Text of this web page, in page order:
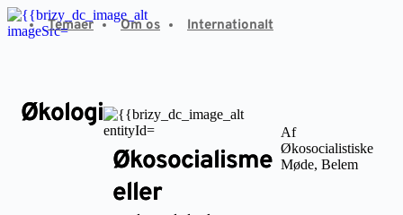
Fortsæt
til
Temaer Om os Internationalt
Økologi
Økosocialisme
eller
Af
Økosocialistiske
Møde, Belem